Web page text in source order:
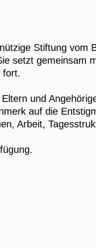
Stiftung vom
setzt gemeinsam
fort.
und
auf die
Arbeit,